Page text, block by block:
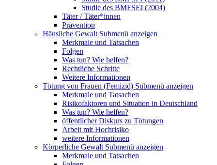
Studie des BMFSFJ (2004)
Täter / Täter*innen
Prävention
Häusliche Gewalt Submenü anzeigen
Merkmale und Tatsachen
Folgen
Was tun? Wie helfen?
Rechtliche Schritte
Weitere Informationen
Tötung von Frauen (Femizid) Submenü anzeigen
Merkmale und Tatsachen
Risikofaktoren und Situation in Deutschland
Was tun? Wie helfen?
öffentlicher Diskurs zu Tötungen
Arbeit mit Hochrisiko
weitere Informationen
Körperliche Gewalt Submenü anzeigen
Merkmale und Tatsachen